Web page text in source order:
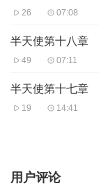
26 07:08
半天使第十八章
49 07:11
半天使第十七章
19 14:41
用户评论